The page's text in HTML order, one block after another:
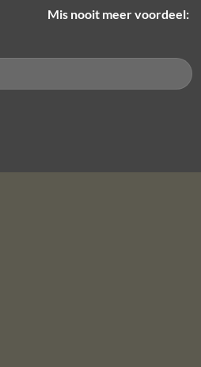
Mis nooit meer voordeel: